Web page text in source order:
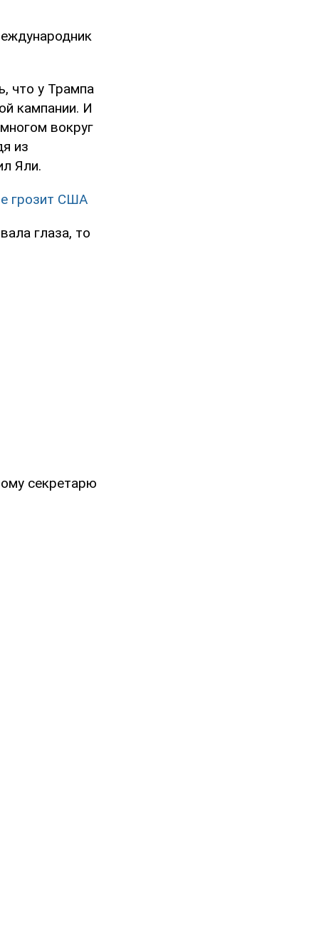
что у Трампа
кампании. И
вокруг
из
Яли.
грозит США
глаза, то
секретарю